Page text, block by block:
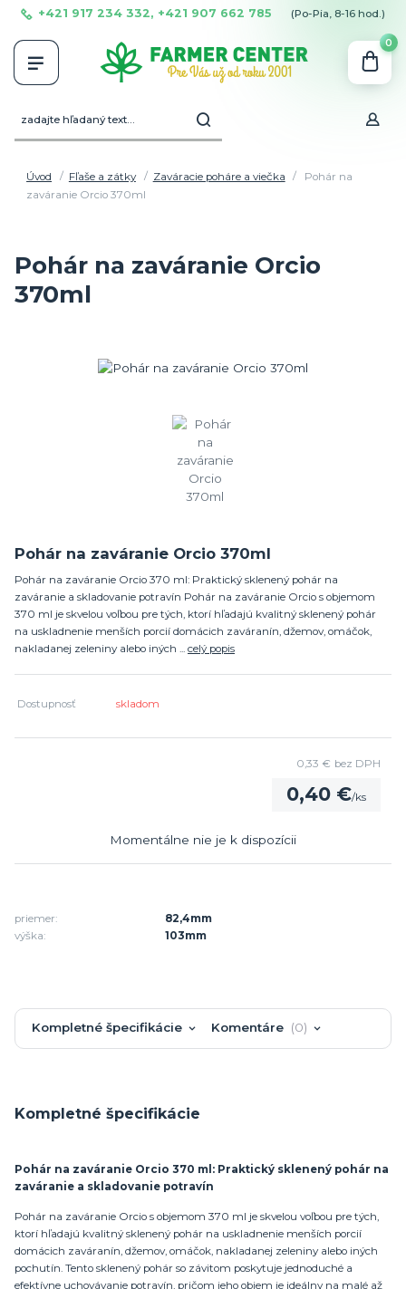
+421 917 234 332, +421 907 662 785 (Po-Pia, 8-16 hod.)
0
Úvod Fľaše a zátky Zaváracie poháre a viečka
Pohár na
zaváranie Orcio 370ml
Pohár na zaváranie Orcio
370ml
Pohár na zaváranie Orcio 370ml
Pohár na zaváranie Orcio 370 ml: Praktický sklenený pohár na
zaváranie a skladovanie potravín Pohár na zaváranie Orcio s objemom
370 ml je skvelou voľbou pre tých, ktorí hľadajú kvalitný sklenený pohár
na uskladnenie menších porcií domácich zaváranín, džemov, omáčok,
nakladanej zeleniny alebo iných ... celý popis
Dostupnosť skladom
0,40 €/ks
0,33 € bez DPH
Momentálne nie je k dispozícii
priemer:
82,4mm
výška:
103mm
Kompletné špecifikácie Komentáre 0
Kompletné špecifikácie
Pohár na zaváranie Orcio 370 ml: Praktický sklenený pohár na
zaváranie a skladovanie potravín
Pohár na zaváranie Orcio s objemom 370 ml je skvelou voľbou pre tých,
ktorí hľadajú kvalitný sklenený pohár na uskladnenie menších porcií
domácich zaváranín, džemov, omáčok, nakladanej zeleniny alebo iných
pochutín. Tento sklenený pohár so závitom poskytuje jednoduché a
efektívne uchovávanie potravín, pričom jeho objem je ideálny na malé až